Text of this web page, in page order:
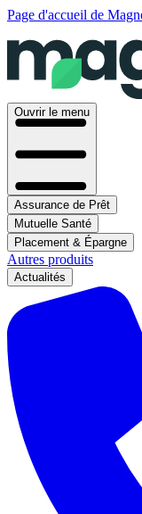
Page d'accueil de
Ouvrir le menu
Assurance de Prêt
Mutuelle Santé
Placement & Épargne
Autres produits
Actualités